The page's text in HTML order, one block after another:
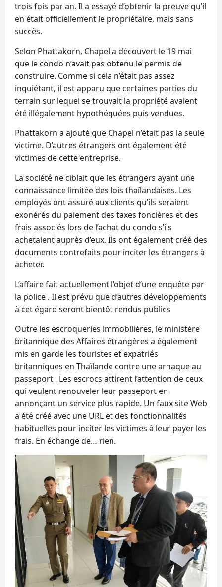
trois fois par an. Il a essayé d’obtenir la preuve qu’il
en était officiellement le propriétaire, mais sans
succès.
Selon Phattakorn, Chapel a découvert le 19 mai
que le condo n’avait pas obtenu le permis de
construire. Comme si cela n’était pas assez
inquiétant, il est apparu que certaines parties du
terrain sur lequel se trouvait la propriété avaient
été illégalement hypothéquées puis vendues.
Phattakorn a ajouté que Chapel n’était pas la seule
victime. D’autres étrangers ont également été
victimes de cette entreprise.
La société ne ciblait que les étrangers ayant une
connaissance limitée des lois thaïlandaises. Les
employés ont assuré aux clients qu’ils seraient
exonérés du paiement des taxes foncières et des
frais associés lors de l’achat du condo s’ils
achetaient auprès d’eux. Ils ont également créé des
documents contrefaits pour inciter les étrangers à
acheter.
L’affaire fait actuellement l’objet d’une enquête par
la police . Il est prévu que d’autres développements
à cet égard seront bientôt rendus publics
Outre les escroqueries immobilières, le ministère
britannique des Affaires étrangères a également
mis en garde les touristes et expatriés
britanniques en Thaïlande contre une arnaque au
passeport . Les escrocs attirent l’attention de ceux
qui veulent renouveler leur passeport en
annonçant un service plus rapide. Un faux site Web
a été créé avec une URL et des fonctionnalités
habituelles pour inciter les victimes à leur payer les
frais. En échange de… rien.